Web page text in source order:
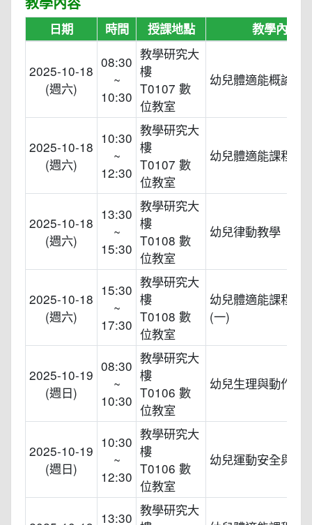
日期 時間 授課地點 教學內容
2025-10-18
(週六)
08:30
~
10:30
教學研究大
樓
T0107 數
位教室
幼兒體適能概論
2025-10-18
(週六)
10:30
~
12:30
教學研究大
樓
T0107 數
位教室
幼兒體適能課程設
2025-10-18
(週六)
13:30
~
15:30
教學研究大
樓
T0108 數
位教室
幼兒律動教學
2025-10-18
(週六)
15:30
~
17:30
教學研究大
樓
T0108 數
位教室
幼兒體適能課程實
(一)
2025-10-19
(週日)
08:30
~
10:30
教學研究大
樓
T0106 數
位教室
幼兒生理與動作發
2025-10-19
(週日)
10:30
~
12:30
教學研究大
樓
T0106 數
位教室
幼兒運動安全與傷
13:30 教學研究大